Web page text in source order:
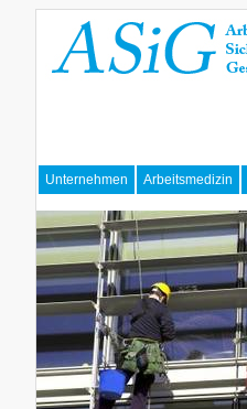
Unternehmen Arbeitsmedizin